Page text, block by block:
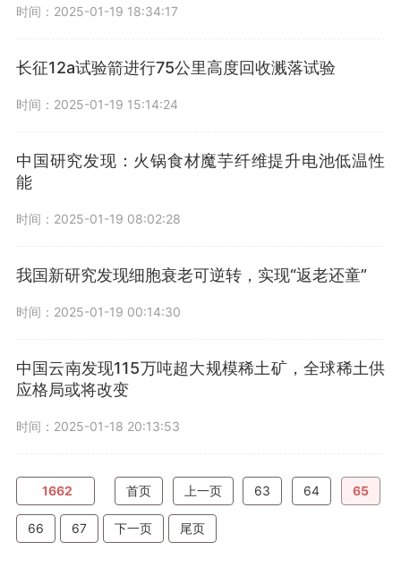
时间：2025-01-19 18:34:17
长征12a试验箭进行75公里高度回收溅落试验
时间：2025-01-19 15:14:24
中国研究发现：火锅食材魔芋纤维提升电池低温性
能
时间：2025-01-19 08:02:28
我国新研究发现细胞衰老可逆转，实现“返老还童”
时间：2025-01-19 00:14:30
中国云南发现115万吨超大规模稀土矿，全球稀土供
应格局或将改变
时间：2025-01-18 20:13:53
1662 首页 上一页 63 64 65
66 67 下一页 尾页